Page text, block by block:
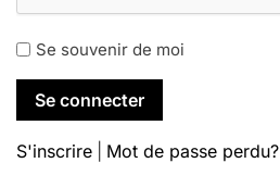
Se souvenir de moi
S'inscrire Mot de passe perdu?